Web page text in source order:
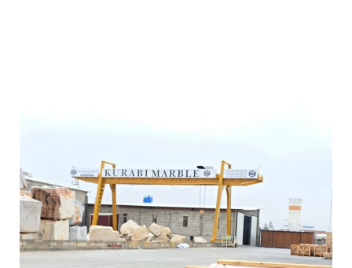
مصنع
قربي
للرخام